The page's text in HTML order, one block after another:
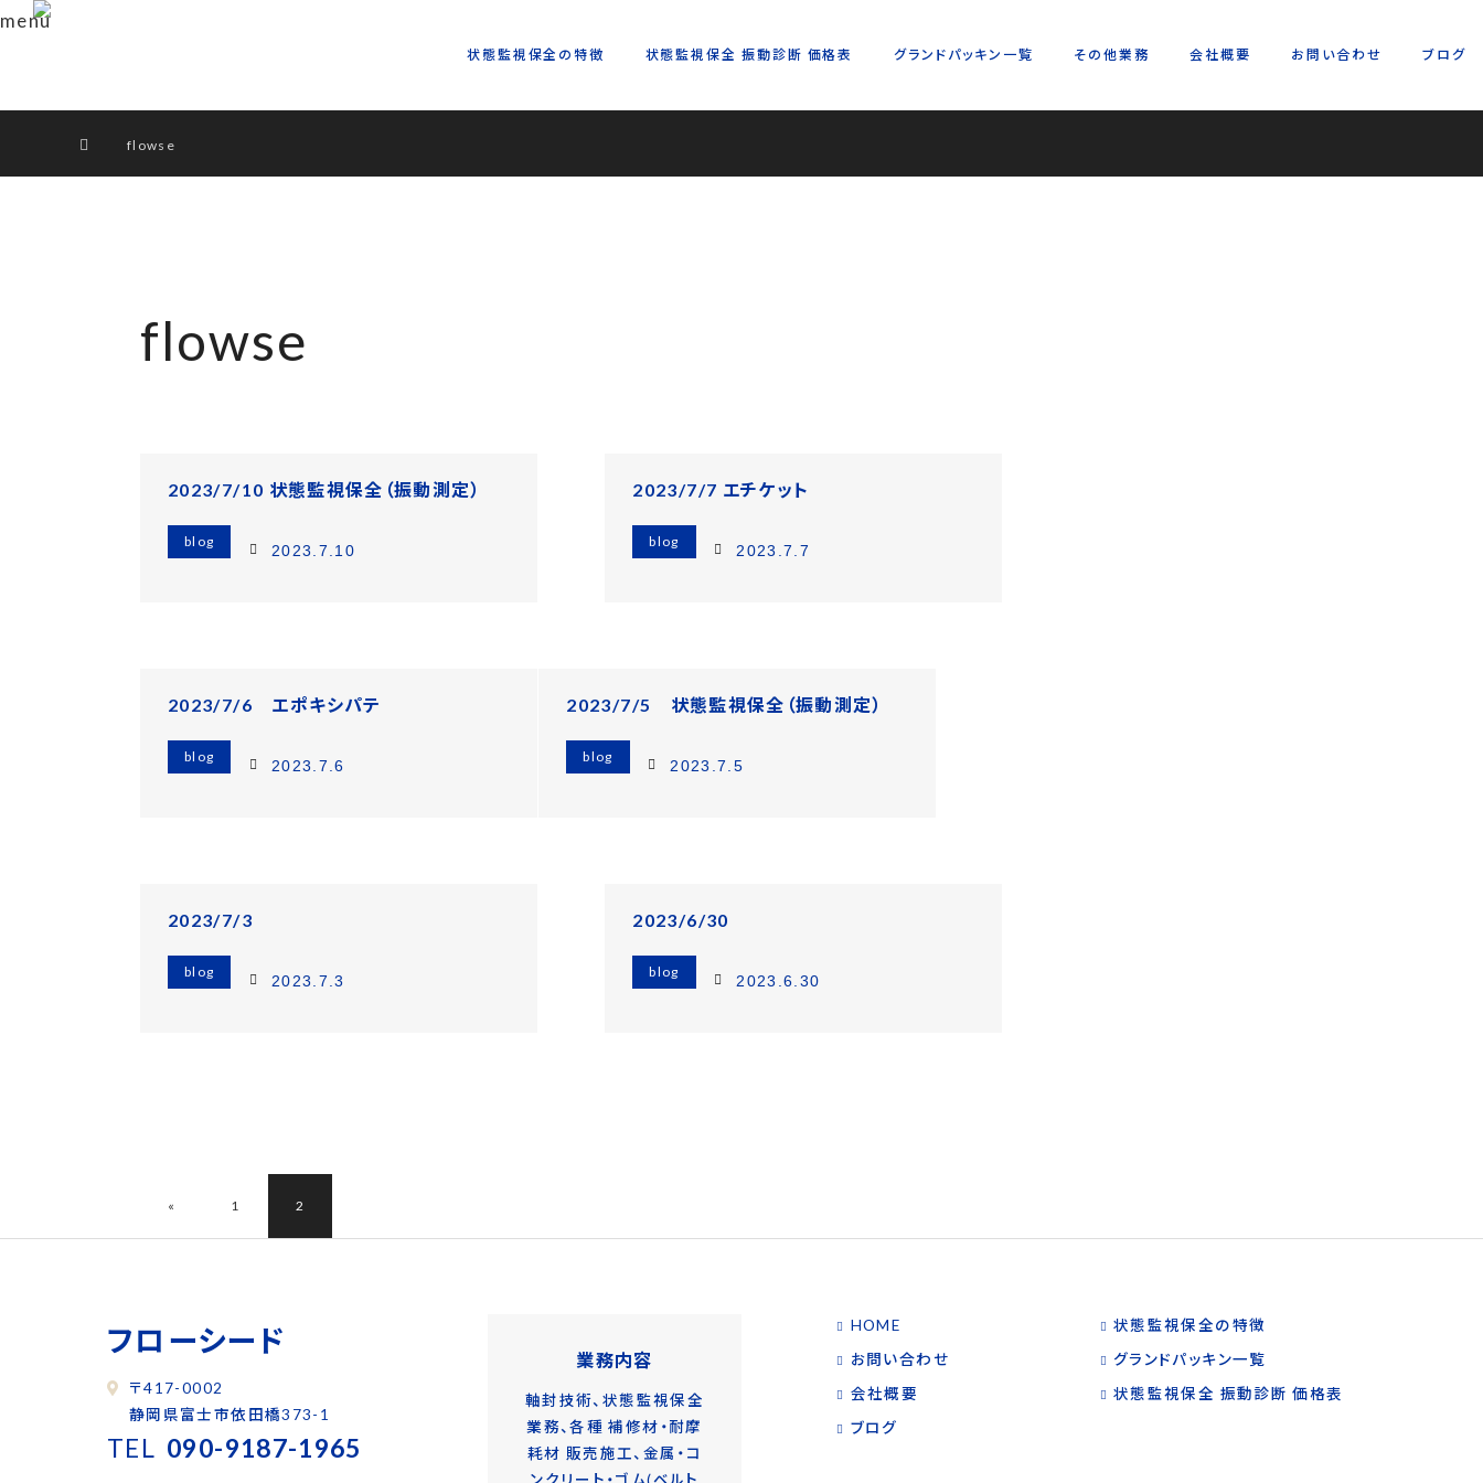
menu
状態監視保全の特徴 状態監視保全 振動診断 価格表 グランドパッキン一覧 その他業務 会社概要 お問い合わせ ブログ
flowse
flowse
2023/7/10 状態監視保全（振動測定）
blog
2023.7.10
2023/7/7 エチケット
blog
2023.7.7
2023/7/6 エポキシパテ
blog
2023.7.6
2023/7/5 状態監視保全（振動測定）
blog
2023.7.5
2023/7/3
blog
2023.7.3
2023/6/30
blog
2023.6.30
« 1 2
フローシード
〒417-0002
静岡県富士市依田橋373-1
TEL 090-9187-1965
業務内容
軸封技術、状態監視保全
業務、各種 補修材・耐摩
耗材 販売施工、金属・コ
HOME
お問い合わせ
会社概要
ブログ
状態監視保全の特徴
グランドパッキン一覧
状態監視保全 振動診断 価格表